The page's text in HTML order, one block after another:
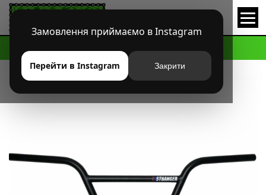
Замовлення приймаємо в Instagram
Перейти в Instagram Закрити